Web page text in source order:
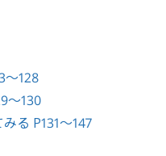
〜128
〜130
る P131〜147